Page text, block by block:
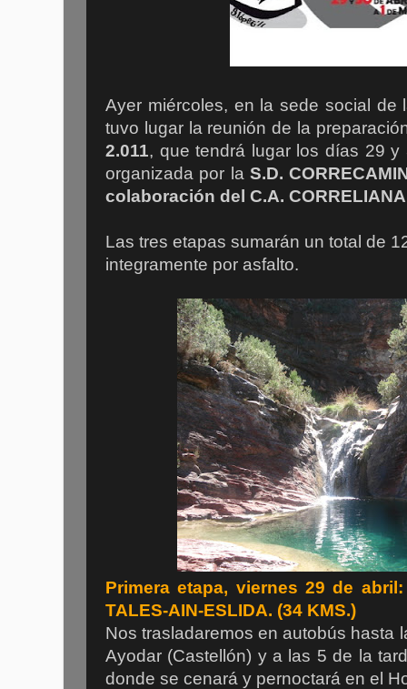
Ayer miércoles, en la sede social de
tuvo lugar la reunión de la
2.011, que tendrá lugar los días 29
organizada por la S.D.
colaboración del C.A.
Las tres etapas sumarán un total de
integramente por asfalto.
Primera etapa, viernes 29 de abril:
TALES-AIN-ESLIDA. (34 KMS.)
Nos trasladaremos en autobús hasta
Ayodar (Castellón) y a las 5 de la
donde se cenará y pernoctará en el